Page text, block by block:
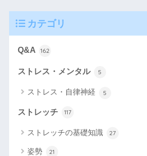
カテゴリ
Q&A 162
ストレス・メンタル 5
ストレス・自律神経 5
ストレッチ 117
ストレッチの基礎知識 27
姿勢 21